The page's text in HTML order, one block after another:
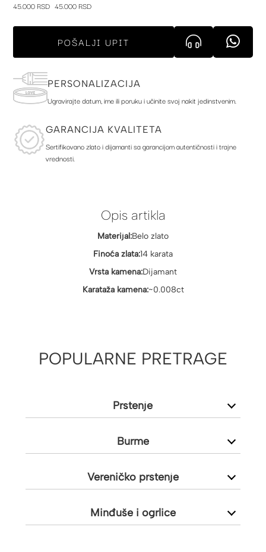
45.000 RSD 45.000 RSD
POŠALJI UPIT
PERSONALIZACIJA
Ugravirajte datum, ime ili poruku i učinite svoj nakit jedinstvenim.
GARANCIJA KVALITETA
Sertifikovano zlato i dijamanti sa garancijom autentičnosti i trajne
vrednosti.
Opis artikla
Materijal:Belo zlato
Finoća zlata:14 karata
Vrsta kamena:Dijamant
Karataža kamena:~0.008ct
POPULARNE PRETRAGE
Prstenje
Burme
Vereničko prstenje
Minđuše i ogrlice